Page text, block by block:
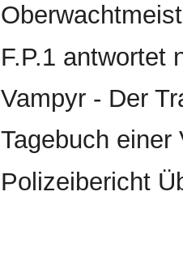
F.P.1 antwortet
Vampyr - Der
Tagebuch
Polizeibericht